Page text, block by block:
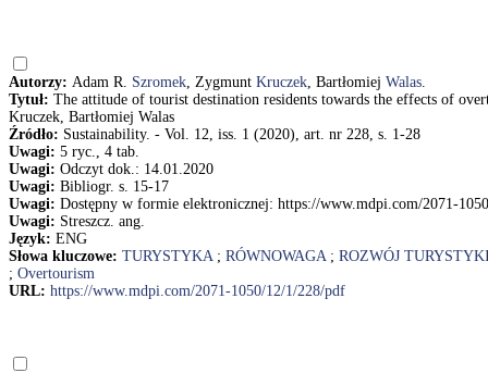
Autorzy: Adam R. Szromek, Zygmunt Kruczek, Bartłomiej Walas.
Tytuł: The attitude of tourist destination residents towards the effects of
Kruczek, Bartłomiej Walas
Źródło: Sustainability. - Vol. 12, iss. 1 (2020), art. nr 228, s. 1-28
Uwagi: 5 ryc., 4 tab.
Uwagi: Odczyt dok.: 14.01.2020
Uwagi: Bibliogr. s. 15-17
Uwagi: Dostępny w formie elektronicznej: https://www.mdpi.com/2071-
Uwagi: Streszcz. ang.
Język: ENG
Słowa kluczowe: TURYSTYKA; RÓWNOWAGA; ROZWÓJ
; Overtourism
URL: https://www.mdpi.com/2071-1050/12/1/228/pdf